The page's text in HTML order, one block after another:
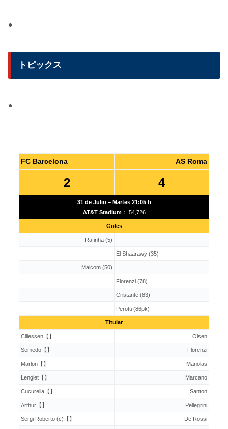
●
トピックス
●
FC Barcelona AS Roma
2 4
31 de Julio – Martes 21:05 h
AT&T Stadium： 54,726
Goles
Rafinha (5)
El Shaarawy (35)
Malcom (50)
Florenzi (78)
Cristante (83)
Perotti (86pk)
Titular
Cillessen【】 Olsen
Semedo【】 Florenzi
Marlon【】 Manolas
Lenglet【】 Marcano
Cucurella【】 Santon
Arthur【】 Pellegrini
Sergi Roberto (c)【】 De Rossi